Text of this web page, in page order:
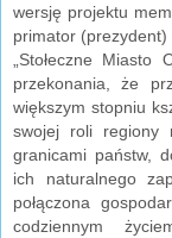
wersję projektu
primator (prezydent)
„Stołeczne
przekonania, że
większym stopniu
swojej roli regiony
granicami państw,
ich naturalnego
połączona
codziennym